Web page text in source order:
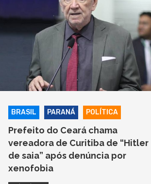
BRASIL PARANÁ POLÍTICA
Prefeito do Ceará chama
vereadora de Curitiba de “Hitler
de saia” após denúncia por
xenofobia